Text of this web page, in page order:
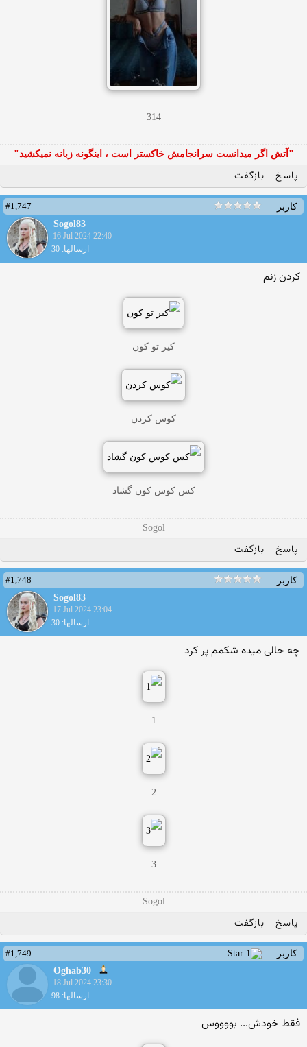
314
"آتش اگر ميدانست سرانجامش خاكستر است ، اينگونه زبانه نميكشيد"
پاسخ بازگفت
کاربر
#1,747
Sogol83
16 Jul 2024 22:40
ارسالها: 30
کردن زنم
کیر تو کون
کوس کردن
کس کوس کون گشاد
Sogol
پاسخ بازگفت
کاربر
#1,748
Sogol83
17 Jul 2024 23:04
ارسالها: 30
چه حالی میده شکمم پر کرد
1
2
3
Sogol
پاسخ بازگفت
کاربر
#1,749
Oghab30
18 Jul 2024 23:30
ارسالها: 98
فقط خودش... بووووس